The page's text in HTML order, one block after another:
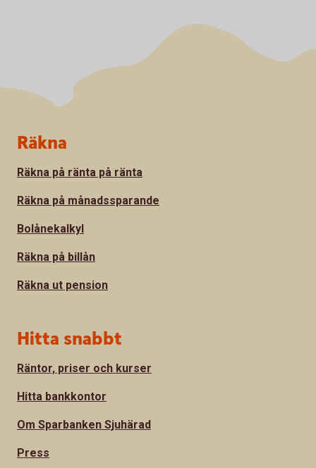
Sidfot
Räkna
Räkna på ränta på ränta
Räkna på månadssparande
Bolånekalkyl
Räkna på billån
Räkna ut pension
Hitta snabbt
Räntor, priser och kurser
Hitta bankkontor
Om Sparbanken Sjuhärad
Press